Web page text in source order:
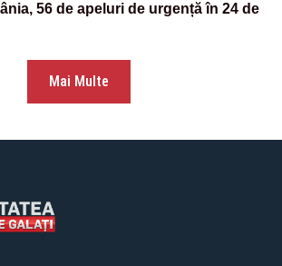
56 de apeluri de urgență în 24 de
Mai Multe